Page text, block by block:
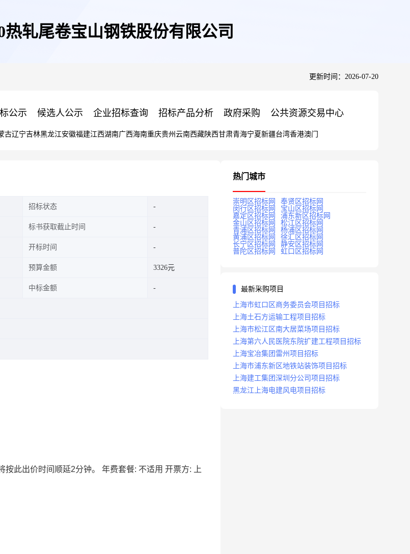
热轧尾卷宝山钢铁股份有限公司
更新时间：2026-07-20
公示 候选人公示 企业招标查询 招标产品分析 政府采购 公共资源交易中心
古辽宁吉林黑龙江安徽福建江西湖南广西海南重庆贵州 云南西藏陕西甘肃青海宁夏新疆台湾香港澳门
招标状态
标书获取截止时间
开标时间
预算金额 3326元
中标金额
此出价时间顺延2分钟。 年费套餐: 不适用 开票方: 上
热门城市
崇明区招标网
奉贤区招标网
闵行区招标网
宝山区招标网
嘉定区招标网
浦东新区招标网
金山区招标网
松江区招标网
青浦区招标网
杨浦区招标网
黄浦区招标网
徐汇区招标网
长宁区招标网
静安区招标网
普陀区招标网
虹口区招标网
最新采购项目
上海市虹口区商务委员会项目招标
上海土石方运输工程项目招标
上海市松江区南大居菜场项目招标
上海第六人民医院东院扩建工程项目招标
上海宝冶集团雷州项目招标
上海市浦东新区地铁站装饰项目招标
上海建工集团深圳分公司项目招标
黑龙江上海电建风电项目招标